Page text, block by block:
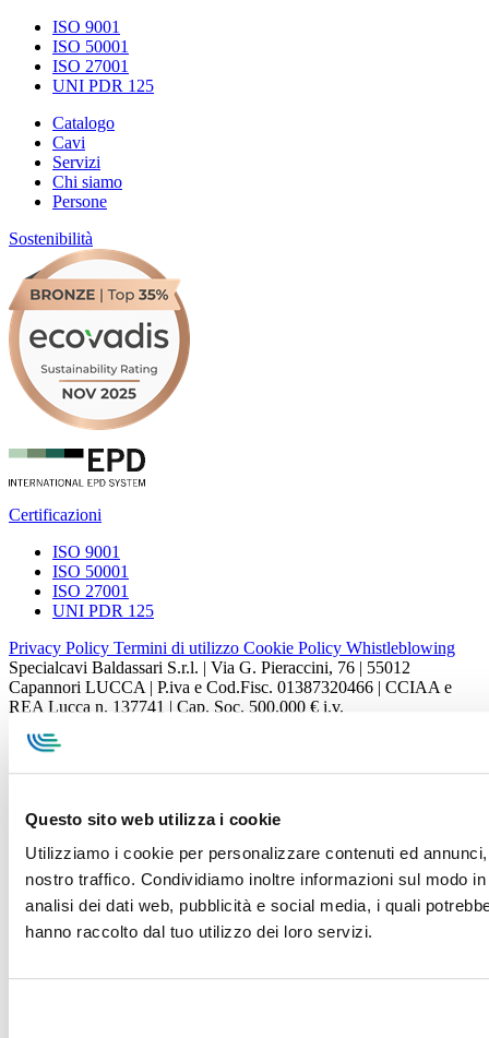
Questo sito web utilizza i cookie
Utilizziamo i cookie per personalizzare contenuti ed
nostro traffico. Condividiamo inoltre informazioni sul modo
analisi dei dati web, pubblicità e social media, i quali
hanno raccolto dal tuo utilizzo dei loro servizi.
ISO 9001
ISO 50001
ISO 27001
UNI PDR 125
Catalogo
Cavi
Servizi
Chi siamo
Persone
Sostenibilità
Certificazioni
ISO 9001
ISO 50001
ISO 27001
UNI PDR 125
Privacy Policy Termini di utilizzo Cookie Policy Whistleblowing
Specialcavi Baldassari S.r.l. | Via G. Pieraccini, 76 | 55012
Capannori LUCCA | P.iva e Cod.Fisc. 01387320466 | CCIAA e
REA Lucca n. 137741 | Cap. Soc. 500.000 € i.v.